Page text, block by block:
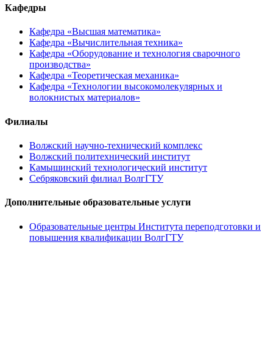
Кафедры
Кафедра «Высшая математика»
Кафедра «Вычислительная техника»
Кафедра «Оборудование и технология сварочного
производства»
Кафедра «Теоретическая механика»
Кафедра «Технологии высокомолекулярных и
волокнистых материалов»
Филиалы
Волжский научно-технический комплекс
Волжский политехнический институт
Камышинский технологический институт
Себряковский филиал ВолгГТУ
Дополнительные образовательные услуги
Образовательные центры Института переподготовки и
повышения квалификации ВолгГТУ